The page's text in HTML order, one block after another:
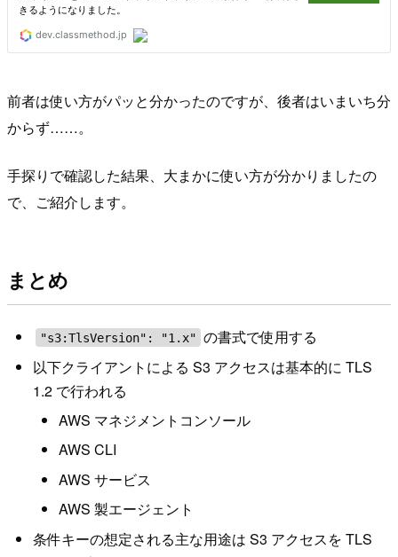
前者は使い方がパッと分かったのですが、後者はいまいち分
からず……。
手探りで確認した結果、大まかに使い方が分かりましたの
で、ご紹介します。
まとめ
"s3:TlsVersion": "1.x" の書式で使用する
以下クライアントによる S3 アクセスは基本的に TLS
1.2 で行われる
AWS マネジメントコンソール
AWS CLI
AWS サービス
AWS 製エージェント
条件キーの想定される主な用途は S3 アクセスを TLS